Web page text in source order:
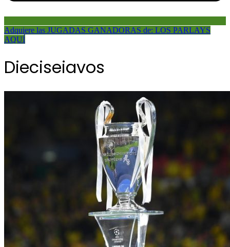
Adquiere las JUGADAS GANADORAS de: LOS PARLAYS
AQUÍ
Dieciseiavos